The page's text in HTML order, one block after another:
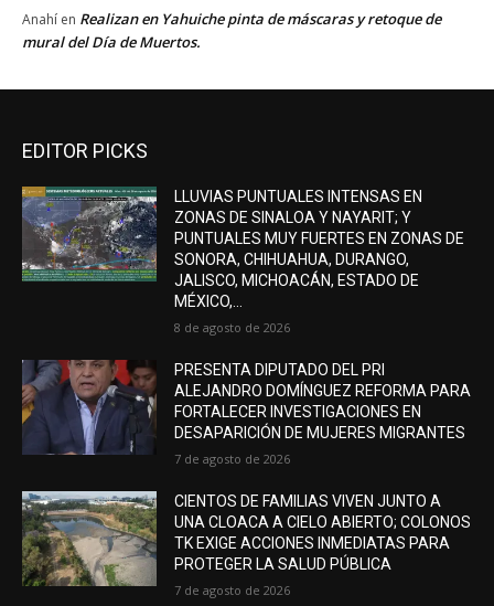
Anahí en Realizan en Yahuiche pinta de máscaras y retoque de
mural del Día de Muertos.
EDITOR PICKS
LLUVIAS PUNTUALES INTENSAS EN
ZONAS DE SINALOA Y NAYARIT; Y
PUNTUALES MUY FUERTES EN ZONAS DE
SONORA, CHIHUAHUA, DURANGO,
JALISCO, MICHOACÁN, ESTADO DE
MÉXICO,...
8 de agosto de 2026
PRESENTA DIPUTADO DEL PRI
ALEJANDRO DOMÍNGUEZ REFORMA PARA
FORTALECER INVESTIGACIONES EN
DESAPARICIÓN DE MUJERES MIGRANTES
7 de agosto de 2026
CIENTOS DE FAMILIAS VIVEN JUNTO A
UNA CLOACA A CIELO ABIERTO; COLONOS
TK EXIGE ACCIONES INMEDIATAS PARA
PROTEGER LA SALUD PÚBLICA
7 de agosto de 2026